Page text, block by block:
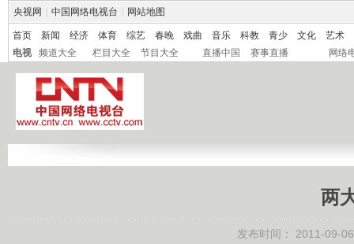
央视网 中国网络电视台 网站地图
首页 新闻 经济 体育 综艺 春晚 戏曲 音乐 科教 青少 文化
艺术
电视
频道大全 栏目大全 节目大全 直播中国 赛事直播 网络
两
发布时间： 2011-09-